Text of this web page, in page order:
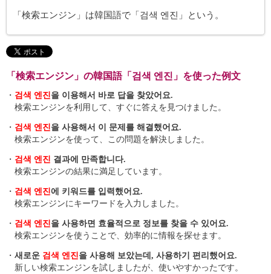
「検索エンジン」は韓国語で「검색 엔진」という。
「検索エンジン」の韓国語「검색 엔진」を使った例文
・ 검색 엔진을 이용해서 바로 답을 찾았어요.
検索エンジンを利用して、すぐに答えを見つけました。
・ 검색 엔진을 사용해서 이 문제를 해결했어요.
検索エンジンを使って、この問題を解決しました。
・ 검색 엔진 결과에 만족합니다.
検索エンジンの結果に満足しています。
・ 검색 엔진에 키워드를 입력했어요.
検索エンジンにキーワードを入力しました。
・ 검색 엔진을 사용하면 효율적으로 정보를 찾을 수 있어요.
検索エンジンを使うことで、効率的に情報を探せます。
・ 새로운 검색 엔진을 사용해 보았는데, 사용하기 편리했어요.
新しい検索エンジンを試しましたが、使いやすかったです。